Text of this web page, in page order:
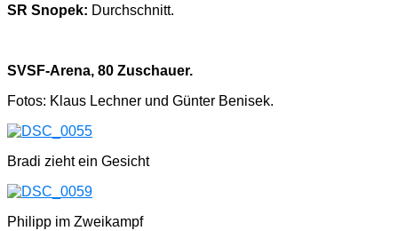
SR Snopek: Durchschnitt.
SVSF-Arena, 80 Zuschauer.
Fotos: Klaus Lechner und Günter Benisek.
Bradi zieht ein Gesicht
Philipp im Zweikampf